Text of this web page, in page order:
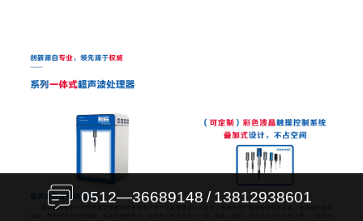
0512—36689148 / 13812938601